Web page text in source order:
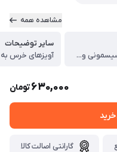
مشاهده همه
و...
سایر توضیحات
630,000تومان
گارانتی اصالت کالا